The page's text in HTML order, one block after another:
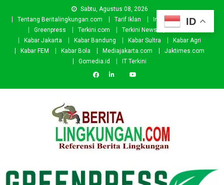
Sabtu, Agustus 08, 2026
Tentang Beritalingkungan.com
Tarif Iklan Investor
Donasi
Greenpress
Terkini.com Terkini News
Kabar.id
Kabar Jakarta
Kabar Bandung Kabar Sultra
Kabar Agri
Kabar FEM
Kabar Bola Mediajakarta.com
Jaktimes.com
Gomedia.id
IT Terkini
ID